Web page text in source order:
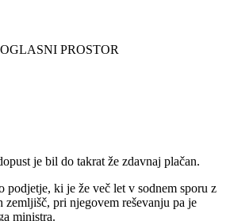
je bil do takrat že zdavnaj plačan.
podjetje, ki je že več let v sodnem sporu z
zemljišč, pri njegovem reševanju pa je
ministra.